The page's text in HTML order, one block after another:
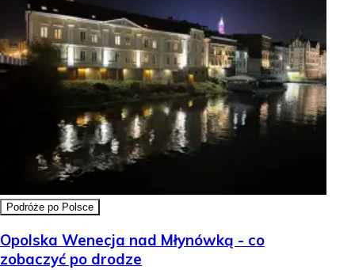
Podróże po Polsce
Opolska Wenecja nad Młynówką - co
zobaczyć po drodze